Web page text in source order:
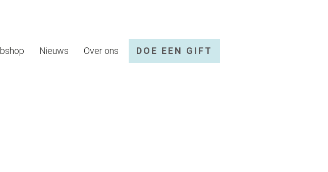
Nieuws Over ons DOE EEN GIFT